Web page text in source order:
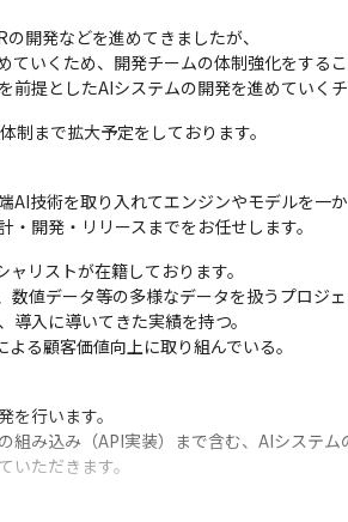
開発などを進めてきましたが、
いくため、開発チームの体制強化をするこ
提としたAIシステムの開発を進めていくチ
まで拡大予定をしております。
技術を取り入れてエンジンやモデルを一
開発・リリースまでをお任せします。
リストが在籍しております。
値データ等の多様なデータを扱うプロジェ
入に導いてきた実績を持つ。
顧客価値向上に取り組んでいる。
行います。
み込み（API実装）まで含む、AIシステム
ただきます。